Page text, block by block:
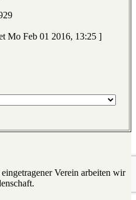
Mo Feb 01 2016, 13:25 ]
Verein arbeiten wir